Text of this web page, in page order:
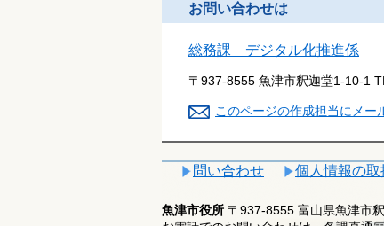
お問い合わせは
総務課 デジタル化推進係
〒937-8555 魚津市釈迦堂1-10-1
このページの作成担当にメー
問い合わせ 個人情報の取
魚津市役所 〒937-8555 富山県魚津市